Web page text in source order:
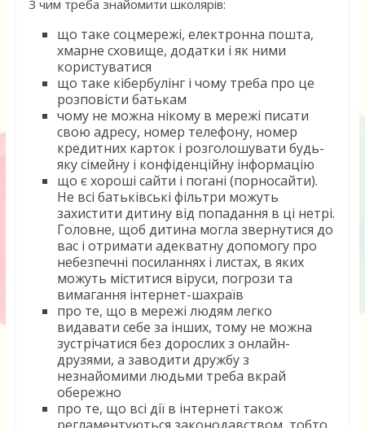
З чим треба знайомити школярів:
що таке соцмережі, електронна пошта,
хмарне сховище, додатки і як ними
користуватися
що таке кібербулінг і чому треба про це
розповісти батькам
чому не можна нікому в мережі писати
свою адресу, номер телефону, номер
кредитних карток і розголошувати будь-
яку сімейну і конфіденційну інформацію
що є хороші сайти і погані (порносайти).
Не всі батьківські фільтри можуть
захистити дитину від попадання в ці нетрі.
Головне, щоб дитина могла звернутися до
вас і отримати адекватну допомогу про
небезпечні посиланнях і листах, в яких
можуть міститися віруси, погрози та
вимагання інтернет-шахраїв
про те, що в мережі людям легко
видавати себе за інших, тому не можна
зустрічатися без дорослих з онлайн-
друзями, а заводити дружбу з
незнайомими людьми треба вкрай
обережно
про те, що всі дії в інтернеті також